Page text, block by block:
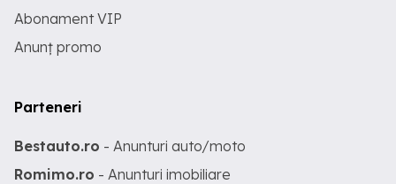
Abonament VIP
Anunț promo
Parteneri
Bestauto.ro - Anunturi auto/moto
Romimo.ro - Anunturi imobiliare